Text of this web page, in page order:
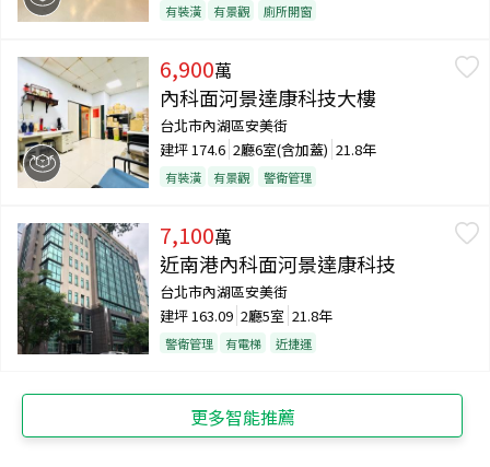
有裝潢 有景觀 廁所開窗
6,900萬
內科面河景達康科技大樓
台北市內湖區安美街
建坪 174.6 2廳6室(含加蓋) 21.8年
有裝潢 有景觀 警衛管理
7,100萬
近南港內科面河景達康科技
台北市內湖區安美街
建坪 163.09 2廳5室 21.8年
警衛管理 有電梯 近捷運
更多智能推薦